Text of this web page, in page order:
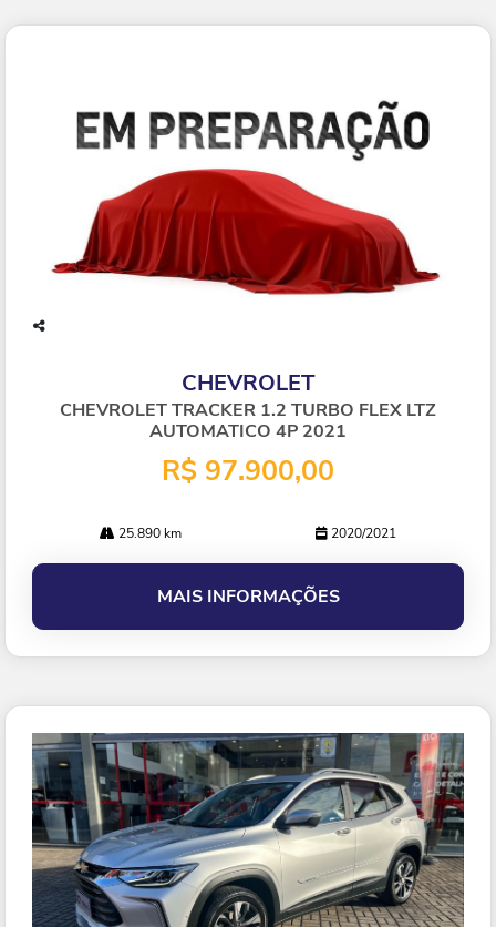
CHEVROLET
CHEVROLET TRACKER 1.2 TURBO FLEX LTZ
AUTOMATICO 4P 2021
R$ 97.900,00
25.890 km 2020/2021
MAIS INFORMAÇÕES